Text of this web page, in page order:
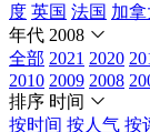
度 英国 法国 加拿
年代 2008
全部 2021 2020
2010 2009 2008
排序 时间
按时间 按人气 按